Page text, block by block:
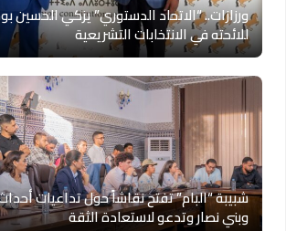
ورزازات.. “الاتحاد الدستوري” يزكي الحسين
للائحته في الانتخابات التشريعية
شبيبة “البام” تفتح نقاشاً حول تداعيات
وبني نصار وتدعو لاستعادة الثقة